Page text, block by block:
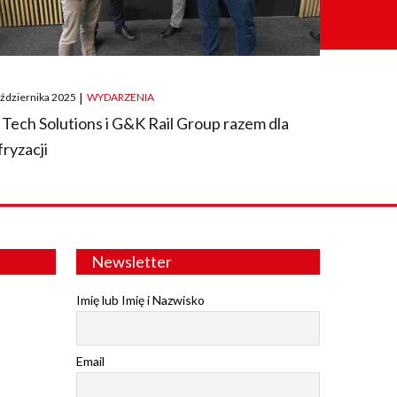
2025 | WYDARZENIA
Tech Solutions i G&K Rail Group razem dla
Newsletter
Imię lub Imię i Nazwisko
Email